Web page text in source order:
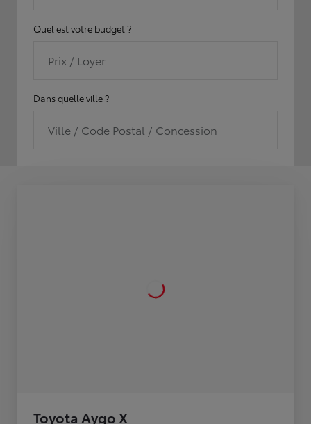
Quel est votre budget ?
Prix / Loyer
Dans quelle ville ?
Ville / Code Postal / Concession
Toyota Aygo X